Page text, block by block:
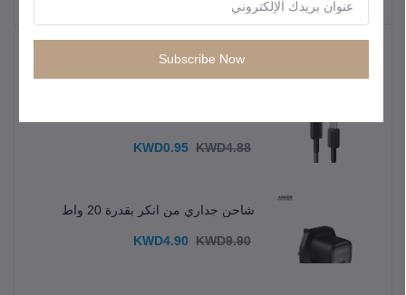
KWD0.95 KWD4.88
شاحن جداري من انكر بقدرة 20 واط
KWD4.90 KWD9.90
Subscribe Now